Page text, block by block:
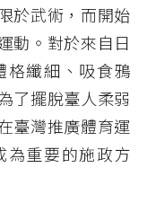
於武術，而開始
動。對於來自日
格纖細、吸食鴉
了擺脫臺人柔弱
臺灣推廣體育運
為重要的施政方